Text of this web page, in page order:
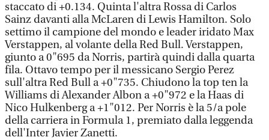
staccato di +0.134. Quinta l'altra Rossa di Carlos
Sainz davanti alla McLaren di Lewis Hamilton. Solo
settimo il campione del mondo e leader iridato Max
Verstappen, al volante della Red Bull. Verstappen,
giunto a 0"695 da Norris, partirà quindi dalla quarta
fila. Ottavo tempo per il messicano Sergio Perez
sull'altra Red Bull a +0"735. Chiudono la top ten la
Williams di Alexander Albon a +0"972 e la Haas di
Nico Hulkenberg a +1"012. Per Norris è la 5/a pole
della carriera in Formula 1, premiato dalla leggenda
dell'Inter Javier Zanetti.